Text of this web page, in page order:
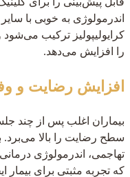
اندرمولوژی به خوبی با
کرایولیپولیز ترکیب
را افزایش می‌دهد.
افزایش رضایت و
بیماران اغلب پس از چند
سطح رضایت را بالا
تهاجمی، اندرمولوژی
که تجربه مثبتی برای بیمار